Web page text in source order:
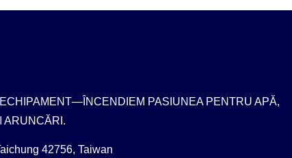
PASIUNEA PENTRU APĂ,
ARUNCĂRI.
42756, Taiwan